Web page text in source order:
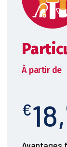
À partir de
€